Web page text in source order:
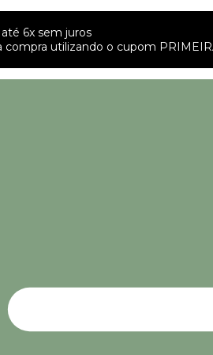
6x sem juros
compra utilizando o cupom